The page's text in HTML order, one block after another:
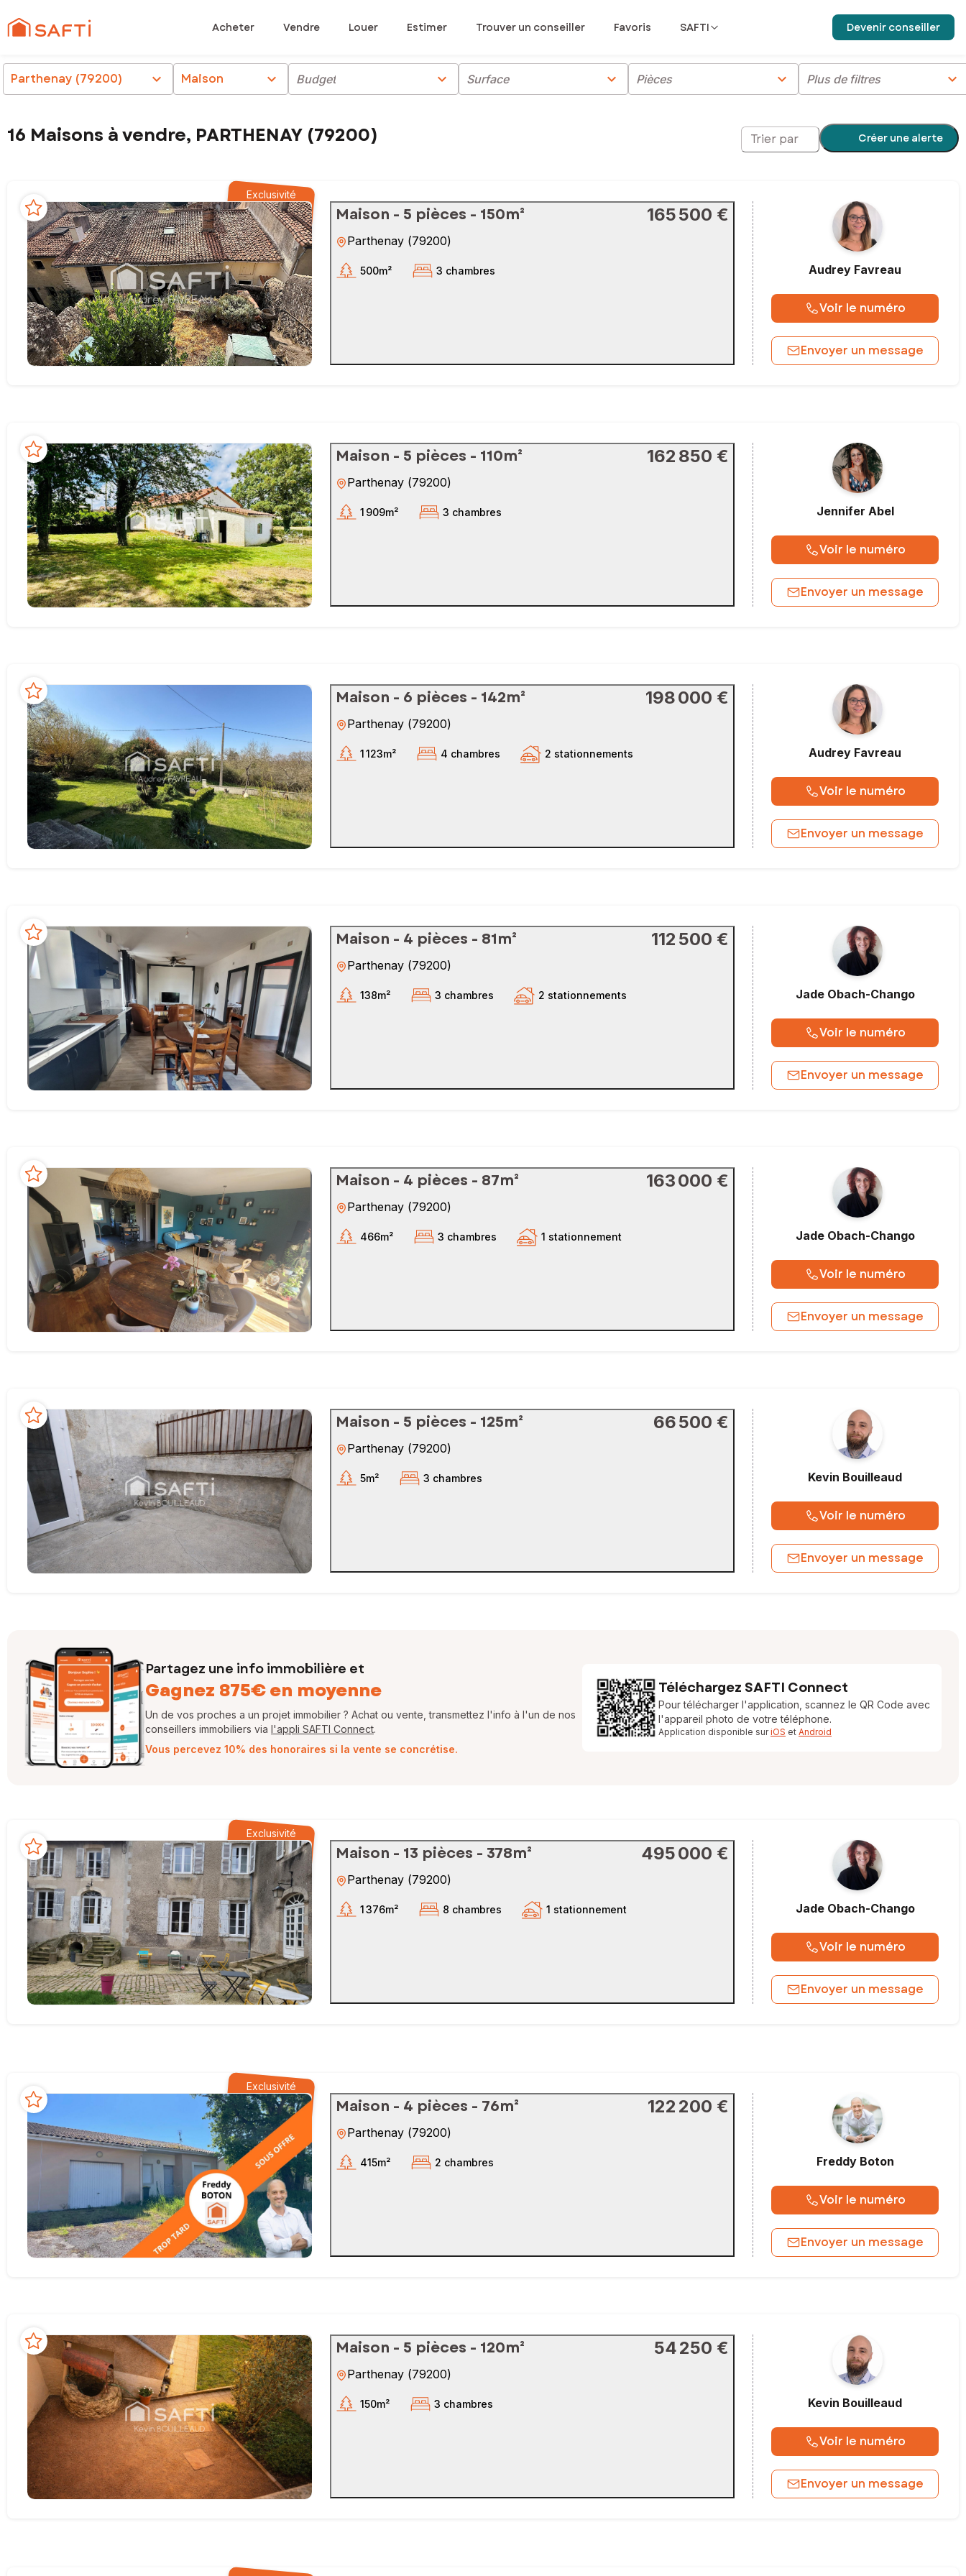
Acheter Vendre Louer Estimer Trouver un conseiller Favoris SAFTI Devenir conseiller
Parthenay (79200) chevron_right Maison chevron_right Budget chevron_right Surface chevron_right Pièces chevron_right Plus de filtres chevron_right
16 Maisons à vendre, PARTHENAY (79200) Trier par Créer une alerte
Exclusivité
Maison - 5 pièces - 150m² 165 500 €
Parthenay (79200)
500m² 3 chambres Audrey Favreau
Voir le numéro
Envoyer un message
Maison - 5 pièces - 110m² 162 850 €
Parthenay (79200)
1 909m² 3 chambres Jennifer Abel
Voir le numéro
Envoyer un message
Maison - 6 pièces - 142m² 198 000 €
Parthenay (79200)
1 123m² 4 chambres 2 stationnements Audrey Favreau
Voir le numéro
Envoyer un message
Maison - 4 pièces - 81m² 112 500 €
Parthenay (79200)
138m² 3 chambres 2 stationnements Jade Obach-Chango
Voir le numéro
Envoyer un message
Maison - 4 pièces - 87m² 163 000 €
Parthenay (79200)
466m² 3 chambres 1 stationnement Jade Obach-Chango
Voir le numéro
Envoyer un message
Maison - 5 pièces - 125m² 66 500 €
Parthenay (79200)
5m² 3 chambres Kevin Bouilleaud
Voir le numéro
Envoyer un message
Partagez une info immobilière et
Gagnez 875€ en moyenne
Un de vos proches a un projet immobilier ? Achat ou vente, transmettez l'info à l'un de nos
conseillers immobiliers via l'appli SAFTI Connect.
Vous percevez 10% des honoraires si la vente se concrétise.
Téléchargez SAFTI Connect
Pour télécharger l'application, scannez le QR Code avec
l'appareil photo de votre téléphone.
Application disponible suriOS et Android
Exclusivité
Maison - 13 pièces - 378m² 495 000 €
Parthenay (79200)
1 376m² 8 chambres 1 stationnement Jade Obach-Chango
Voir le numéro
Envoyer un message
Exclusivité
Maison - 4 pièces - 76m² 122 200 €
Parthenay (79200)
415m² 2 chambres Freddy Boton
Voir le numéro
Envoyer un message
Maison - 5 pièces - 120m² 54 250 €
Parthenay (79200)
150m² 3 chambres Kevin Bouilleaud
Voir le numéro
Envoyer un message